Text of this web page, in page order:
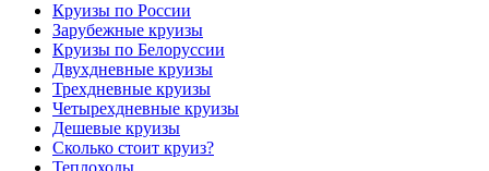
Круизы по России
Зарубежные круизы
Круизы по Белоруссии
Двухдневные круизы
Трехдневные круизы
Четырехдневные круизы
Дешевые круизы
Сколько стоит круиз?